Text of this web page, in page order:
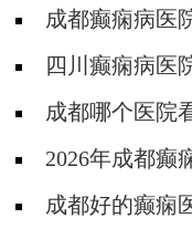
成都癫痫病医
有关?四川癫痫病医
成都哪个医院
吗?2026年成都癫
由来！成都好的癫痫